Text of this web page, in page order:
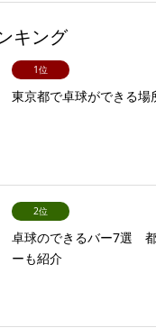
キング
1位
東京都で卓球ができる場
2位
卓球のできるバー7選
ーも紹介